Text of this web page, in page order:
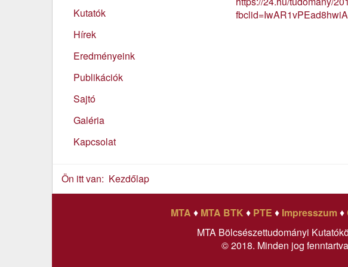
Kutatók
Hírek
Eredményeink
Publikációk
Sajtó
Galéria
Kapcsolat
Ön itt van: Kezdőlap
MTA ♦ MTA BTK ♦ PTE ♦ Impresszum♦
MTA Bölcsészettudományi
© 2018. Minden jog fenntartva